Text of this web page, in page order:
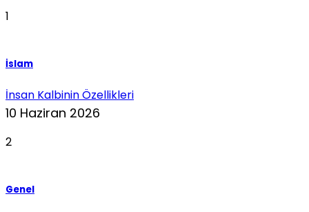
1
İslam
İnsan Kalbinin Özellikleri
10 Haziran 2026
2
Genel